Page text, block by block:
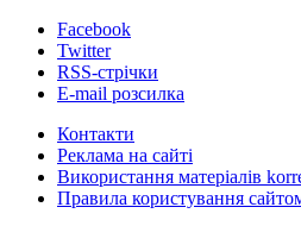
Facebook
Twitter
RSS-стрічки
E-mail розсилка
Контакти
Реклама на сайті
Використання матеріалів
Правила користування